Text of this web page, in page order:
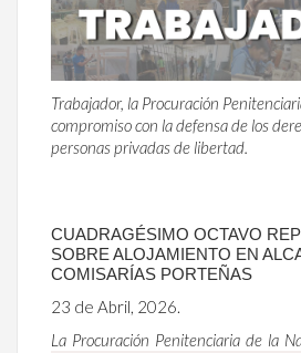
Trabajador, la Procuración
compromiso con la defensa de los
personas privadas de libertad.
CUADRAGÉSIMO OCTAVO
SOBRE ALOJAMIENTO EN
COMISARÍAS PORTEÑAS
23 de Abril, 2026.
La Procuración Penitenciaria de la